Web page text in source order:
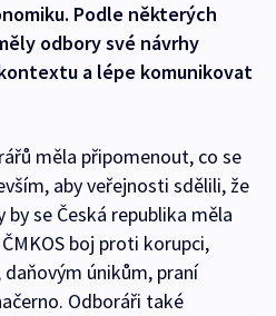
Podle některých
odbory své návrhy
a lépe komunikovat
měla připomenout, co se
aby veřejnosti sdělili, že
se Česká republika měla
boj proti korupci,
únikům, praní
Odboráři také